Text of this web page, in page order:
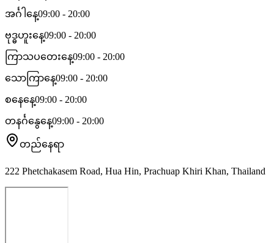
အင်္ဂါနေ့09:00 - 20:00
ဗုဒ္ဓဟူးနေ့09:00 - 20:00
ကြာသပတေးနေ့09:00 - 20:00
သောကြာနေ့09:00 - 20:00
စနေနေ့09:00 - 20:00
တနင်္ဂနွေနေ့09:00 - 20:00
တည်နေရာ
222 Phetchakasem Road, Hua Hin, Prachuap Khiri Khan, Thailand